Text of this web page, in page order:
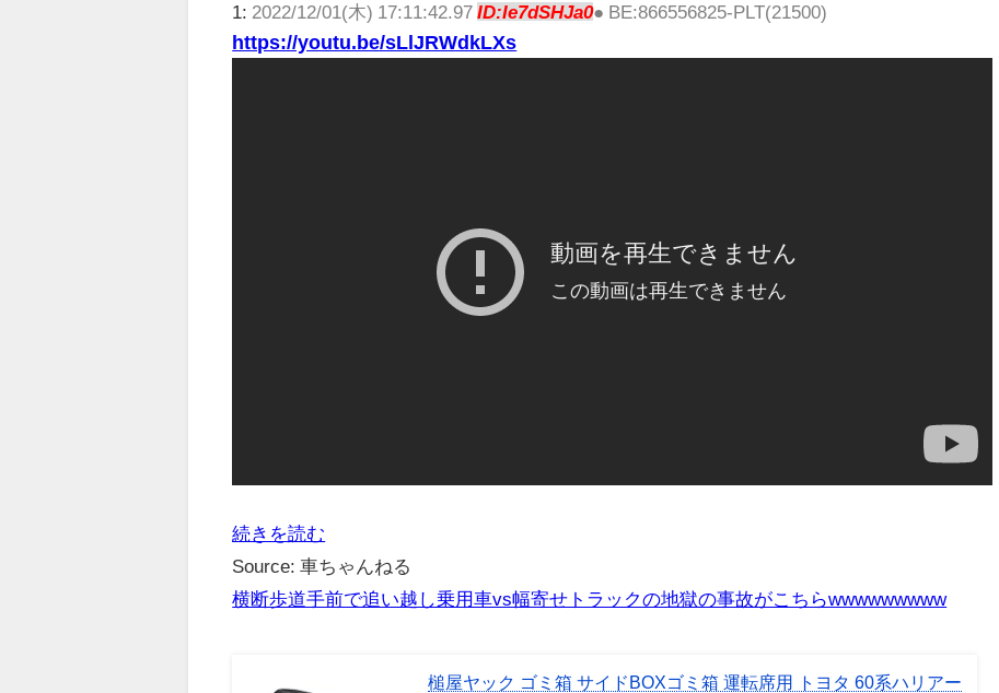
1: 2022/12/01(木) 17:11:42.97ID:Ie7dSHJa0● BE:866556825-PLT(21500)
https://youtu.be/sLlJRWdkLXs
続きを読む
Source: 車ちゃんねる
横断歩道手前で追い越し乗用車vs幅寄せトラックの地獄の事故がこちらwwwwwwwww
槌屋ヤック ゴミ箱 サイドBOXゴミ箱 運転席用 トヨタ 60系ハリアー